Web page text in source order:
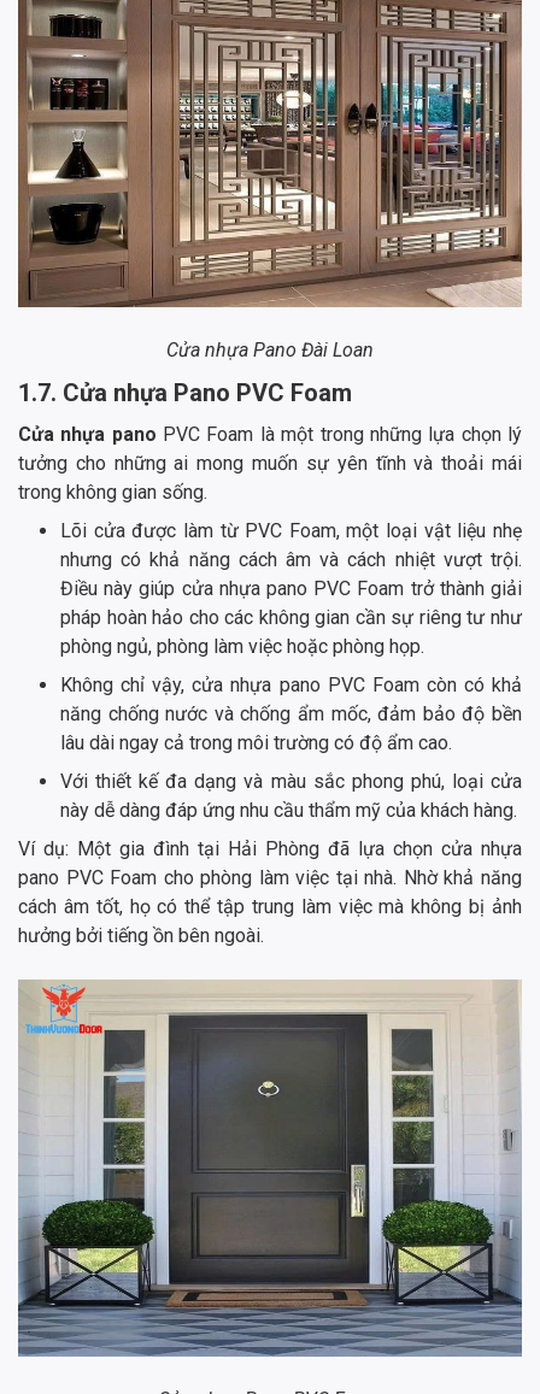
Cửa nhựa Pano Đài Loan
1.7. Cửa nhựa Pano PVC Foam
Cửa nhựa pano PVC Foam là một trong những lựa chọn lý
tưởng cho những ai mong muốn sự yên tĩnh và thoải mái
trong không gian sống.
Lõi cửa được làm từ PVC Foam, một loại vật liệu nhẹ
nhưng có khả năng cách âm và cách nhiệt vượt trội.
Điều này giúp cửa nhựa pano PVC Foam trở thành giải
pháp hoàn hảo cho các không gian cần sự riêng tư như
phòng ngủ, phòng làm việc hoặc phòng họp.
Không chỉ vậy, cửa nhựa pano PVC Foam còn có khả
năng chống nước và chống ẩm mốc, đảm bảo độ bền
lâu dài ngay cả trong môi trường có độ ẩm cao.
Với thiết kế đa dạng và màu sắc phong phú, loại cửa
này dễ dàng đáp ứng nhu cầu thẩm mỹ của khách hàng.
Ví dụ: Một gia đình tại Hải Phòng đã lựa chọn cửa nhựa
pano PVC Foam cho phòng làm việc tại nhà. Nhờ khả năng
cách âm tốt, họ có thể tập trung làm việc mà không bị ảnh
hưởng bởi tiếng ồn bên ngoài.